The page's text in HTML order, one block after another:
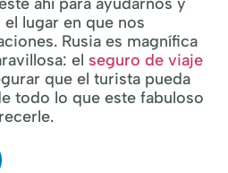
lugar en que nos
Rusia es magnífica
el seguro de viaje
que el turista pueda
todo lo que este fabuloso